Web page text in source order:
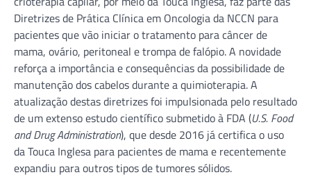
Diretrizes de Prática Clínica em Oncologia da NCCN para
pacientes que vão iniciar o tratamento para câncer de
mama, ovário, peritoneal e trompa de falópio. A novidade
reforça a importância e consequências da possibilidade de
manutenção dos cabelos durante a quimioterapia. A
atualização destas diretrizes foi impulsionada pelo resultado
de um extenso estudo científico submetido à FDA (U.S. Food
and Drug Administration), que desde 2016 já certifica o uso
da Touca Inglesa para pacientes de mama e recentemente
expandiu para outros tipos de tumores sólidos.